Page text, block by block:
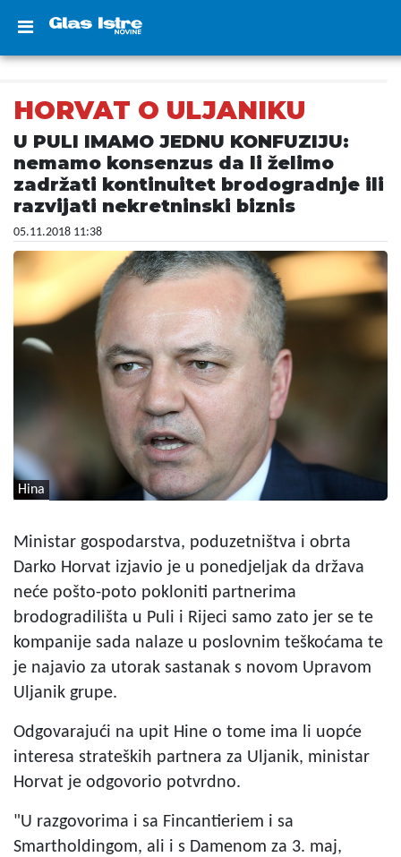
HORVAT O ULJANIKU
U PULI IMAMO JEDNU KONFUZIJU:
nemamo konsenzus da li želimo
zadržati kontinuitet brodogradnje ili
razvijati nekretninski biznis
05.11.2018 11:38
Hina
Ministar gospodarstva, poduzetništva i obrta
Darko Horvat izjavio je u ponedjeljak da država
neće pošto-poto pokloniti partnerima
brodogradilišta u Puli i Rijeci samo zato jer se te
kompanije sada nalaze u poslovnim teškoćama te
je najavio za utorak sastanak s novom Upravom
Uljanik grupe.
Odgovarajući na upit Hine o tome ima li uopće
interesa strateških partnera za Uljanik, ministar
Horvat je odgovorio potvrdno.
"U razgovorima i sa Fincantieriem i sa
Smartholdingom, ali i s Damenom za 3. maj,